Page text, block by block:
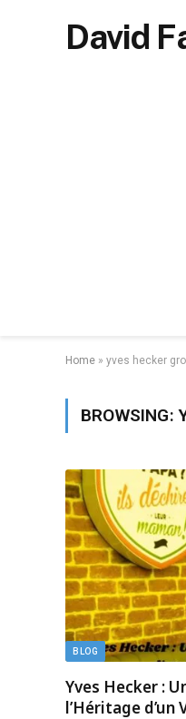
David
Home » yves hecker
BROWSING:
BLOG
Yves Hecker :
l’Héritage